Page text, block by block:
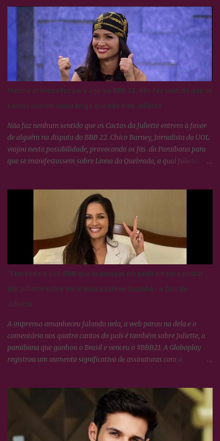
Mesmo provocados para agir no BBB 22, não faz sentido que os
Cactos entrem numa briga que não é de Juliette
Não faz nenhum sentido que os Cactos da Juliette entrem à favor
de alguém na disputa do BBB 22. Chico Barney, Jornalista do UOL
viajou nesta possibilidade, provocando os fãs da Paraibana para
que se manifestassem sobre Linna da Quebrada, a qual Juliette
imediata, ou seja, nada fizeram por nenhum participante até
'Tem todo o pós-BBB que as pessoas me pediram para postar',
diz Juliette sobre Você Nunca Esteve Sozinha - o Doc de
Juliette
A imprensa amanheceu falando nela, a web parou na dela e o
comentário nos quatro cantos do país é também sobre Juliette, a
paraibana que ganhou o Brasil e venceu o #BBB21. A Globoplay
registrou um aumento significativo de assinaturas com a
torcida nas redes sociais o que propícia um engajamento em torno
da campeã extraordinário, tudo o que ela faz no dia à dia, os
Cactos tratam logo transformar em hastags para mobilizar as
redes sociais dela e de todos que neste semestre respiram Juliette.